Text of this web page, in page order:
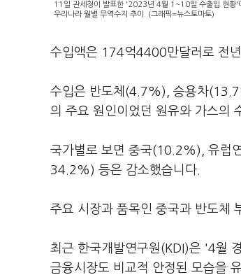
11일 관세청이 발표한 '2023년 4월 1~10일 수출입 현황
우리나라 월별 무역수지 추이. (그래픽=뉴스토마토)
수입액은 174억4400만달러로 전
수입은 반도체(4.7%), 승용차
의 주요 원인이었던 원유와 가스의
국가별로 보면 중국(10.2%), 유럽
34.2%) 등은 감소했습니다.
주요 시장과 품목인 중국과 반도체
최근 한국개발연구원(KDI)은 '4월
금융시장도 비교적 안정된 모습을